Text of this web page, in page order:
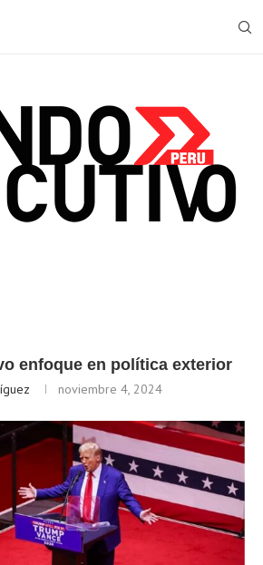
enfoque en política exterior
noviembre 4, 2024